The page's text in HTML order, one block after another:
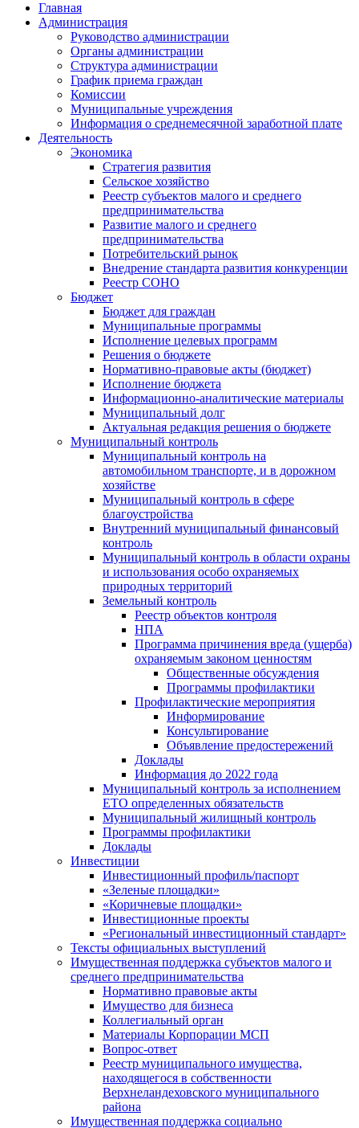
Главная
Администрация
Руководство администрации
Органы администрации
Структура администрации
График приема граждан
Комиссии
Муниципальные учреждения
Информация о среднемесячной заработной плате
Деятельность
Экономика
Стратегия развития
Сельское хозяйство
Реестр субъектов малого и среднего
предпринимательства
Развитие малого и среднего
предпринимательства
Потребительский рынок
Внедрение стандарта развития конкуренции
Реестр СОНО
Бюджет
Бюджет для граждан
Муниципальные программы
Исполнение целевых программ
Решения о бюджете
Нормативно-правовые акты (бюджет)
Исполнение бюджета
Информационно-аналитические материалы
Муниципальный долг
Актуальная редакция решения о бюджете
Муниципальный контроль
Муниципальный контроль на
автомобильном транспорте, и в дорожном
хозяйстве
Муниципальный контроль в сфере
благоустройства
Внутренний муниципальный финансовый
контроль
Муниципальный контроль в области охраны
и использования особо охраняемых
природных территорий
Земельный контроль
Реестр объектов контроля
НПА
Программа причинения вреда (ущерба)
охраняемым законом ценностям
Общественные обсуждения
Программы профилактики
Профилактические мероприятия
Информирование
Консультирование
Объявление предостережений
Доклады
Информация до 2022 года
Муниципальный контроль за исполнением
ЕТО определенных обязательств
Муниципальный жилищный контроль
Программы профилактики
Доклады
Инвестиции
Инвестиционный профиль/паспорт
«Зеленые площадки»
«Коричневые площадки»
Инвестиционные проекты
«Региональный инвестиционный стандарт»
Тексты официальных выступлений
Имущественная поддержка субъектов малого и
среднего предпринимательства
Нормативно правовые акты
Имущество для бизнеса
Коллегиальный орган
Материалы Корпорации МСП
Вопрос-ответ
Реестр муниципального имущества,
находящегося в собственности
Верхнеландеховского муниципального
района
Имущественная поддержка социально